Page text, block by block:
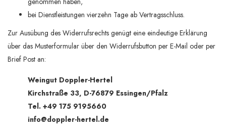
bei Dienstleistungen vierzehn Tage ab Vertragsschluss.
Zur Ausübung des Widerrufsrechts genügt eine eindeutige Erklärung
über das Musterformular über den Widerrufsbutton per E-Mail oder per
Brief Post an:
Weingut Doppler-Hertel
Kirchstraße 33, D-76879 Essingen/Pfalz
Tel. +49 175 9195660
info@doppler-hertel.de